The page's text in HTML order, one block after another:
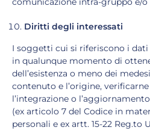
Diritti degli interessati
I soggetti cui si riferiscono i
in qualunque momento di
dell’esistenza o meno dei
contenuto e l’origine,
l’integrazione o
(ex articolo 7 del Codice in
personali e ex artt. 15-22 Reg.to